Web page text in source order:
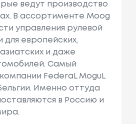
ведут производство
В ассортименте Mооg
управления рулевой
для европейских,
и даже
Самый
FederaL MoguL
Именно оттуда
в Россию и